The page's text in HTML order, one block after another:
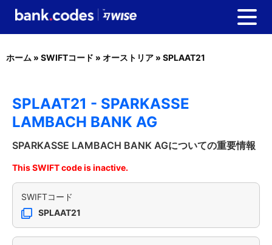
ホーム » SWIFTコード » オーストリア » SPLAAT21
SPLAAT21 - SPARKASSE
LAMBACH BANK AG
SPARKASSE LAMBACH BANK AGについての重要情報
This SWIFT code is inactive.
SWIFTコード
SPLAAT21